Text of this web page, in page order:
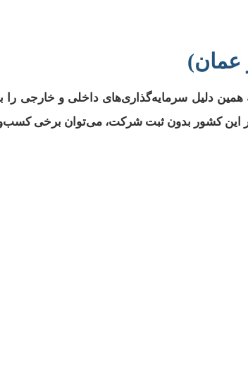
عمان)
دلیل سرمایه‌گذاری‌های داخلی و خارجی را
این کشور بدون ثبت شرکت، می‌توان برخی